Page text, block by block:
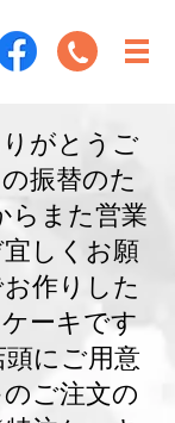
がとうご
振替のた
らまた営業
しくお願
作りした
ーキです
にご用意
ご注文の